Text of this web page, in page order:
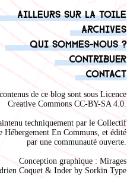
Ailleurs sur la toile
Archives
Qui sommes-nous ?
Contribuer
Contact
de ce blog sont sous Licence
Creative Commons CC-BY-SA 4.0.
techniquement par le Collectif
Hébergement En Communs, et édité
par une communauté ouverte.
Conception graphique : Mirages
Coquet & Inder by Sorkin Type